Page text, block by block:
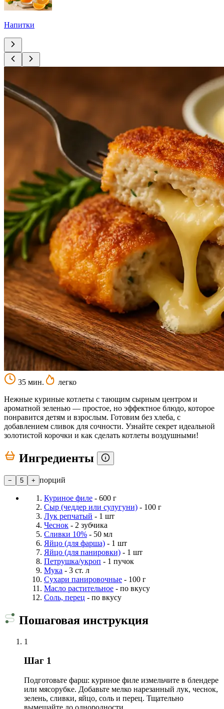
Напитки
35 мин.
легко
Нежные куриные котлеты с тающим сырным центром и
ароматной зеленью — простое, но эффектное блюдо, которое
понравится детям и взрослым. Готовим без хлеба, с
добавлением сливок для сочности. Узнайте секрет идеальной
золотистой корочки и как сделать котлеты воздушными!
Ингредиенты
− 5 + порций
Куриное филе - 600 г
Сыр (чеддер или сулугуни) - 100 г
Лук репчатый - 1 шт
Чеснок - 2 зубчика
Сливки 10% - 50 мл
Яйцо (для фарша) - 1 шт
Яйцо (для панировки) - 1 шт
Петрушка/укроп - 1 пучок
Мука - 3 ст. л
Сухари панировочные - 100 г
Масло растительное - по вкусу
Соль, перец - по вкусу
Пошаговая инструкция
1
Шаг 1
Подготовьте фарш: куриное филе измельчите в блендере
или мясорубке. Добавьте мелко нарезанный лук, чеснок,
зелень, сливки, яйцо, соль и перец. Тщательно
вымешайте до однородности.